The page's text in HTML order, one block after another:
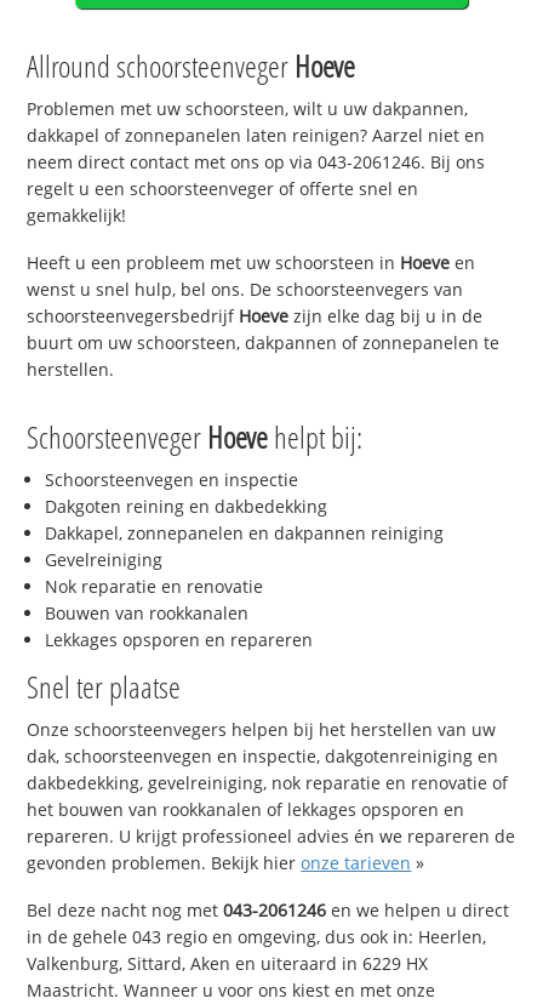
Allround schoorsteenveger Hoeve
Problemen met uw schoorsteen, wilt u uw dakpannen,
dakkapel of zonnepanelen laten reinigen? Aarzel niet en
neem direct contact met ons op via 043-2061246. Bij ons
regelt u een schoorsteenveger of offerte snel en
gemakkelijk!
Heeft u een probleem met uw schoorsteen in Hoeve en
wenst u snel hulp, bel ons. De schoorsteenvegers van
schoorsteenvegersbedrijf Hoeve zijn elke dag bij u in de
buurt om uw schoorsteen, dakpannen of zonnepanelen te
herstellen.
Schoorsteenveger Hoevehelpt bij:
Schoorsteenvegen en inspectie
Dakgoten reining en dakbedekking
Dakkapel, zonnepanelen en dakpannen reiniging
Gevelreiniging
Nok reparatie en renovatie
Bouwen van rookkanalen
Lekkages opsporen en repareren
Snel ter plaatse
Onze schoorsteenvegers helpen bij het herstellen van uw
dak, schoorsteenvegen en inspectie, dakgotenreiniging en
dakbedekking, gevelreiniging, nok reparatie en renovatie of
het bouwen van rookkanalen of lekkages opsporen en
repareren. U krijgt professioneel advies én we repareren de
gevonden problemen. Bekijk hieronze tarieven »
Bel deze nacht nog met043-2061246 en we helpen u direct
in de gehele 043 regio en omgeving, dus ook in: Heerlen,
Valkenburg, Sittard, Aken en uiteraard in 6229 HX
Maastricht. Wanneer u voor ons kiest en met onze